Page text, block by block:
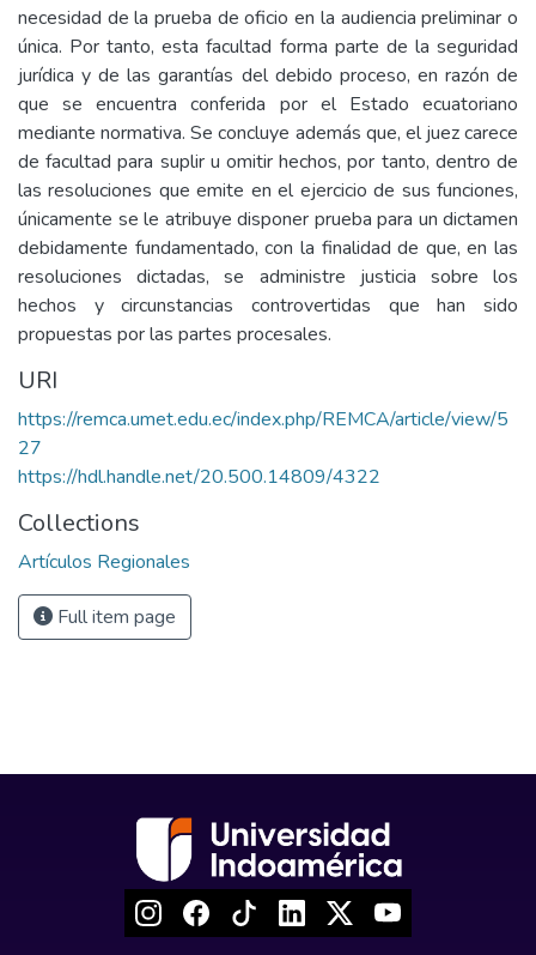
necesidad de la prueba de oficio en la audiencia preliminar o
única. Por tanto, esta facultad forma parte de la seguridad
jurídica y de las garantías del debido proceso, en razón de
que se encuentra conferida por el Estado ecuatoriano
mediante normativa. Se concluye además que, el juez carece
de facultad para suplir u omitir hechos, por tanto, dentro de
las resoluciones que emite en el ejercicio de sus funciones,
únicamente se le atribuye disponer prueba para un dictamen
debidamente fundamentado, con la finalidad de que, en las
resoluciones dictadas, se administre justicia sobre los
hechos y circunstancias controvertidas que han sido
propuestas por las partes procesales.
URI
https://remca.umet.edu.ec/index.php/REMCA/article/view/5
27
https://hdl.handle.net/20.500.14809/4322
Collections
Artículos Regionales
Full item page